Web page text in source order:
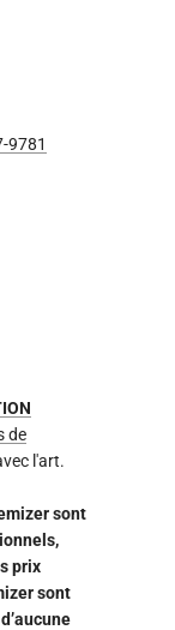
9781
de
l'art.
sont
prix
sont